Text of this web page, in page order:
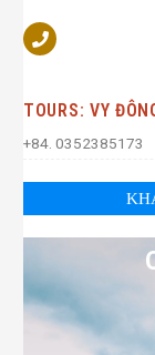
TOURS: VY
+84. 0352385173